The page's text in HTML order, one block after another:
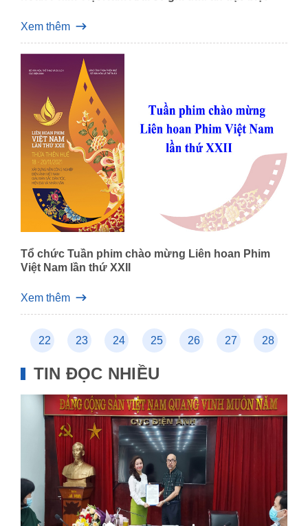
Xem thêm
Tổ chức Tuần phim chào mừng Liên hoan Phim
Việt Nam lần thứ XXII
Xem thêm
22 23 24 25 26 27 28
TIN ĐỌC NHIỀU